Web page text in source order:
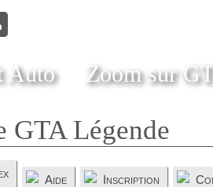
Auto Zoom sur
GTA Légende
Aide Inscription